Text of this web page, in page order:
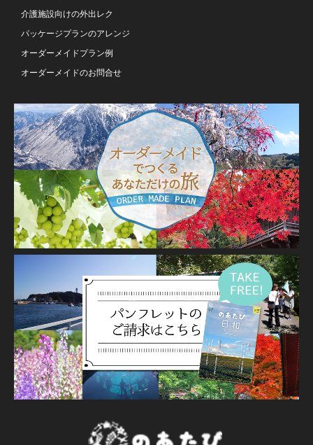
介護施設向けの外出レク
パッケージプランのアレンジ
オーダーメイドプラン例
オーダーメイドのお問合せ